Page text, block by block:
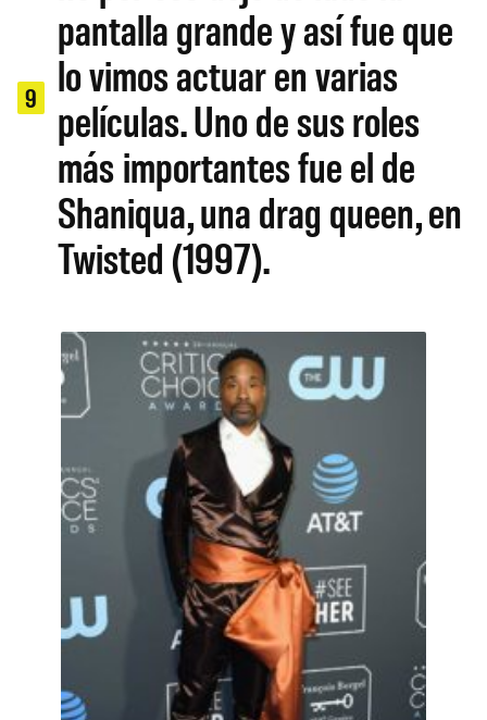
9
pantalla grande y así fue que
lo vimos actuar en varias
películas. Uno de sus roles
más importantes fue el de
Shaniqua, una drag queen, en
Twisted (1997).